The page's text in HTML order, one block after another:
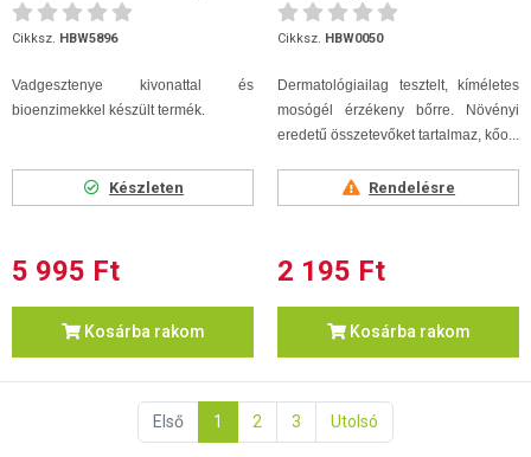
mező illattal 3000 ml
Cikksz. HBW5896
Vadgesztenye kivonattal és
bioenzimekkel készült termék.
Készleten
5 995 Ft
Kosárba rakom
Cikksz. HBW0050
Dermatológiailag tesztelt, kíméletes
mosógél érzékeny bőrre. Növényi
eredetű összetevőket tartalmaz, kőo...
Rendelésre
2 195 Ft
Kosárba rakom
Első 1 2 3 Utolsó